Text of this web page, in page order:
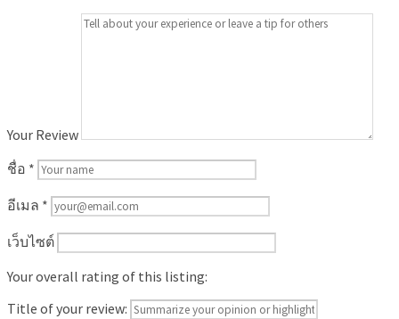
Your Review
ชื่อ *
อีเมล *
เว็บไซต์
Your overall rating of this listing:
Title of your review: